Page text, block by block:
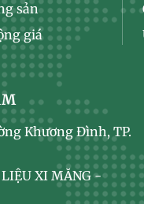
sản
giá
Khương Đình, TP.
XI MĂNG -